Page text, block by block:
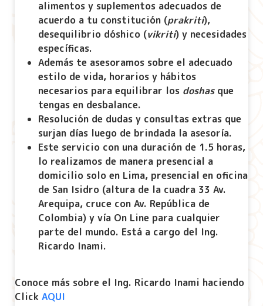
alimentos y suplementos adecuados de
acuerdo a tu constitución (prakriti),
desequilibrio dóshico (vikriti) y necesidades
específicas.
Además te asesoramos sobre el adecuado
estilo de vida, horarios y hábitos
necesarios para equilibrar los doshasque
tengas en desbalance.
Resolución de dudas y consultas extras que
surjan días luego de brindada la asesoría.
Este servicio con una duración de 1.5 horas,
lo realizamos de manera presencial a
domicilio solo en Lima, presencial en oficina
de San Isidro (altura de la cuadra 33 Av.
Arequipa, cruce con Av. República de
Colombia) y vía On Line para cualquier
parte del mundo. Está a cargo del Ing.
Ricardo Inami.
Conoce más sobre el Ing. Ricardo Inami haciendo
Click AQUI